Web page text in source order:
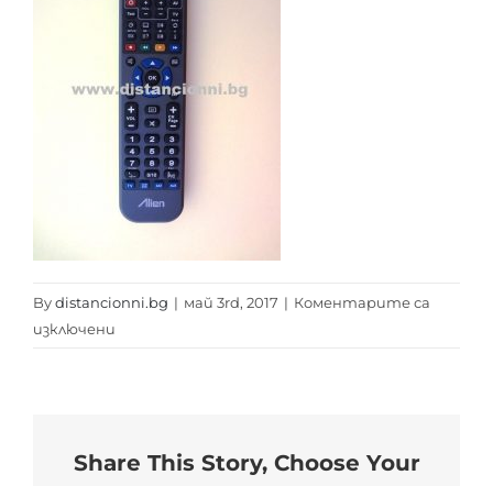
Bydistancionni.bg | май 3rd, 2017 | Коментарите са
изключени
Share This Story, Choose Your